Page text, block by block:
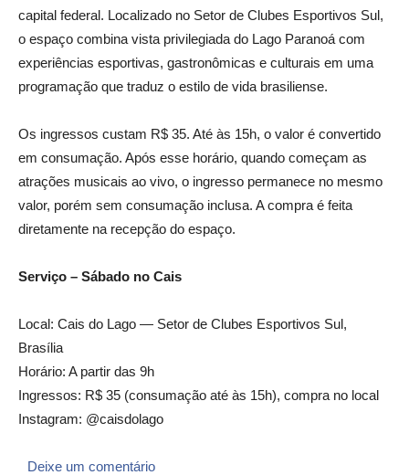
capital federal. Localizado no Setor de Clubes Esportivos Sul,
o espaço combina vista privilegiada do Lago Paranoá com
experiências esportivas, gastronômicas e culturais em uma
programação que traduz o estilo de vida brasiliense.
Os ingressos custam R$ 35. Até às 15h, o valor é convertido
em consumação. Após esse horário, quando começam as
atrações musicais ao vivo, o ingresso permanece no mesmo
valor, porém sem consumação inclusa. A compra é feita
diretamente na recepção do espaço.
Serviço – Sábado no Cais
Local: Cais do Lago — Setor de Clubes Esportivos Sul,
Brasília
Horário: A partir das 9h
Ingressos: R$ 35 (consumação até às 15h), compra no local
Instagram: @caisdolago
Deixe um comentário